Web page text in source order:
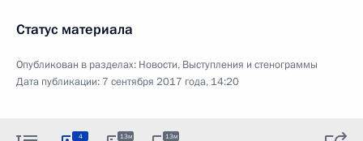
Статус материала
Опубликован в разделах: Новости, Выступления и стенограммы
Дата публикации: 7 сентября 2017 года, 14:20
4 13м 13м